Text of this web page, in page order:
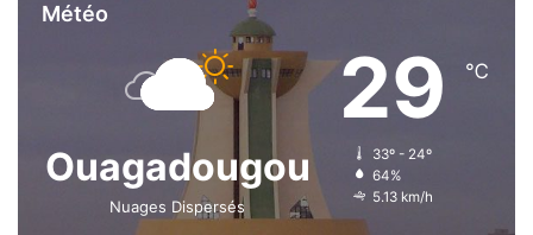
Météo
Ouagadougou
Nuages Dispersés
29 ℃
33º - 24º
64%
5.13 km/h